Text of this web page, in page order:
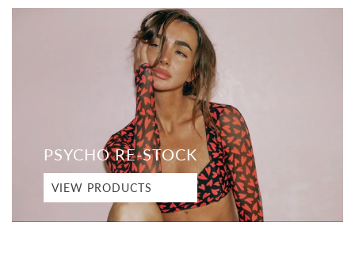
PSYCHO RE-STOCK
VIEW PRODUCTS